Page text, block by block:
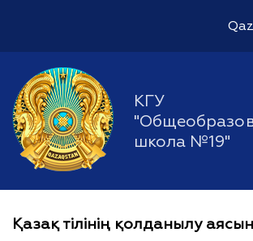
Qaz
КГУ
школа №19"
Қазақ тілінің қолданылу